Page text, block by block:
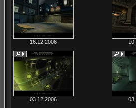
16.12.2006
03.12.2006